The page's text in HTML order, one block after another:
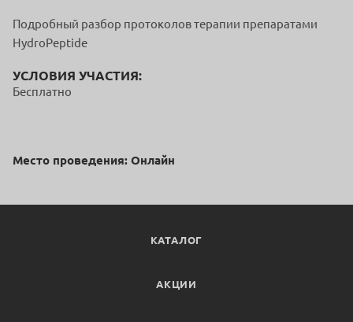
Подробный разбор протоколов терапии препаратами
HydroPeptide
УСЛОВИЯ УЧАСТИЯ:
Бесплатно
Место проведения: Онлайн
КАТАЛОГ
АКЦИИ